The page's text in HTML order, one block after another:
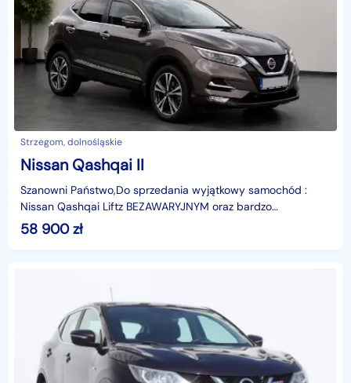
Strzegom, dolnośląskie
Nissan Qashqai II
Szanowni Państwo,Do sprzedania wyjątkowy samochód :
Nissan Qashqai Liftz BEZAWARYJNYM oraz bardzo
ekonomicznym silnikiem benzynowym o pojemności: 1332cm
140KMW
58 900zł